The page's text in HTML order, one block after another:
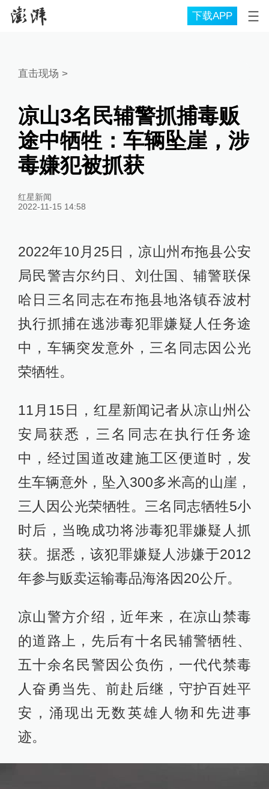
下载APP
直击现场 >
凉山3名民辅警抓捕毒贩
途中牺牲：车辆坠崖，涉
毒嫌犯被抓获
红星新闻
2022-11-15 14:58
2022年10月25日，凉山州布拖县公安
局民警吉尔约日、刘仕国、辅警联保
哈日三名同志在布拖县地洛镇吞波村
执行抓捕在逃涉毒犯罪嫌疑人任务途
中，车辆突发意外，三名同志因公光
荣牺牲。
11月15日，红星新闻记者从凉山州公
安局获悉，三名同志在执行任务途
中，经过国道改建施工区便道时，发
生车辆意外，坠入300多米高的山崖，
三人因公光荣牺牲。三名同志牺牲5小
时后，当晚成功将涉毒犯罪嫌疑人抓
获。据悉，该犯罪嫌疑人涉嫌于2012
年参与贩卖运输毒品海洛因20公斤。
凉山警方介绍，近年来，在凉山禁毒
的道路上，先后有十名民辅警牺牲、
五十余名民警因公负伤，一代代禁毒
人奋勇当先、前赴后继，守护百姓平
安，涌现出无数英雄人物和先进事
迹。